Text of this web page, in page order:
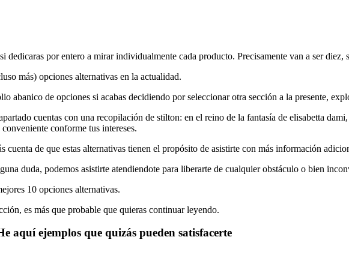
dedicaras por entero a mirar individualmente cada producto. Precisamente van a ser diez,
más) opciones alternativas en la actualidad.
abanico de opciones si acabas decidiendo por seleccionar otra sección a la presente,
cuentas con una recopilación de stilton: en el reino de la fantasía de elisabetta
conforme tus intereses.
cuenta de que estas alternativas tienen el propósito de asistirte con más información
duda, podemos asistirte atendiendote para liberarte de cualquier obstáculo o bien
10 opciones alternativas.
es más que probable que quieras continuar leyendo.
aquí ejemplos que quizás pueden satisfacerte